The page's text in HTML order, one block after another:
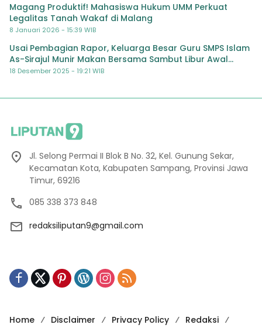
Magang Produktif! Mahasiswa Hukum UMM Perkuat
Legalitas Tanah Wakaf di Malang
8 Januari 2026 - 15:39 WIB
Usai Pembagian Rapor, Keluarga Besar Guru SMPS Islam
As-Sirajul Munir Makan Bersama Sambut Libur Awal
Semester
18 Desember 2025 - 19:21 WIB
Jl. Selong Permai II Blok B No. 32, Kel. Gunung Sekar,
Kecamatan Kota, Kabupaten Sampang, Provinsi Jawa
Timur, 69216
085 338 373 848
redaksiliputan9@gmail.com
Home Disclaimer Privacy Policy Redaksi